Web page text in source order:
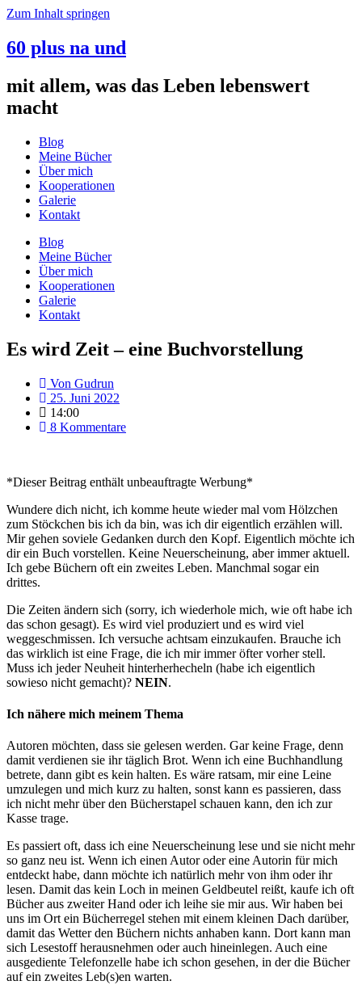
Zum Inhalt springen
60 plus na und
mit allem, was das Leben lebenswert
macht
Blog
Meine Bücher
Über mich
Kooperationen
Galerie
Kontakt
Blog
Meine Bücher
Über mich
Kooperationen
Galerie
Kontakt
Es wird Zeit – eine Buchvorstellung
Von Gudrun
25. Juni 2022
14:00
8 Kommentare
*Dieser Beitrag enthält unbeauftragte Werbung*
Wundere dich nicht, ich komme heute wieder mal vom Hölzchen
zum Stöckchen bis ich da bin, was ich dir eigentlich erzählen will.
Mir gehen soviele Gedanken durch den Kopf. Eigentlich möchte ich
dir ein Buch vorstellen. Keine Neuerscheinung, aber immer aktuell.
Ich gebe Büchern oft ein zweites Leben. Manchmal sogar ein
drittes.
Die Zeiten ändern sich (sorry, ich wiederhole mich, wie oft habe ich
das schon gesagt). Es wird viel produziert und es wird viel
weggeschmissen. Ich versuche achtsam einzukaufen. Brauche ich
das wirklich ist eine Frage, die ich mir immer öfter vorher stell.
Muss ich jeder Neuheit hinterherhecheln (habe ich eigentlich
sowieso nicht gemacht)? NEIN.
Ich nähere mich meinem Thema
Autoren möchten, dass sie gelesen werden. Gar keine Frage, denn
damit verdienen sie ihr täglich Brot. Wenn ich eine Buchhandlung
betrete, dann gibt es kein halten. Es wäre ratsam, mir eine Leine
umzulegen und mich kurz zu halten, sonst kann es passieren, dass
ich nicht mehr über den Bücherstapel schauen kann, den ich zur
Kasse trage.
Es passiert oft, dass ich eine Neuerscheinung lese und sie nicht mehr
so ganz neu ist. Wenn ich einen Autor oder eine Autorin für mich
entdeckt habe, dann möchte ich natürlich mehr von ihm oder ihr
lesen. Damit das kein Loch in meinen Geldbeutel reißt, kaufe ich oft
Bücher aus zweiter Hand oder ich leihe sie mir aus. Wir haben bei
uns im Ort ein Bücherregel stehen mit einem kleinen Dach darüber,
damit das Wetter den Büchern nichts anhaben kann. Dort kann man
sich Lesestoff herausnehmen oder auch hineinlegen. Auch eine
ausgediente Telefonzelle habe ich schon gesehen, in der die Bücher
auf ein zweites Leb(s)en warten.